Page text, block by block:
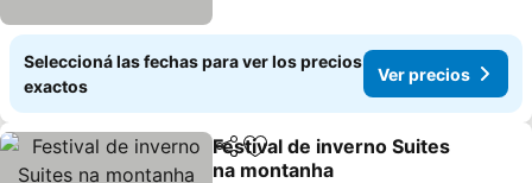
Seleccioná las fechas para ver los precios
exactos
Ver precios
CompartirAñadir a favoritos
Festival de inverno Suites
na montanha